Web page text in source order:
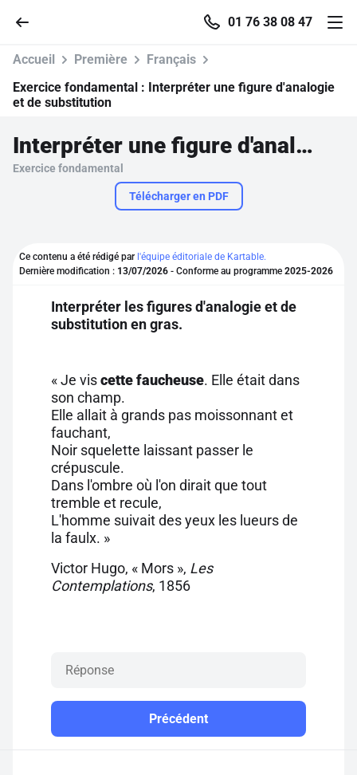
01 76 38 08 47
Parcourir
Se connecter
S'inscrire gratuitement
Accueil Première
Français
Exercice fondamental : Interpréter une figure d'analogie
et de substitution
Interpréter une figure d'analogie et de substitution
Exercice fondamental
Télécharger en PDF
Ce contenu a été rédigé par l'équipe éditoriale de Kartable.
Dernière modification : 13/07/2026 - Conforme au programme 2025-2026
Interpréter les figures d'analogie et de
substitution en gras.
« Je viscette faucheuse. Elle était dans
son champ.
Elle allait à grands pas moissonnant et
fauchant,
Noir squelette laissant passer le
crépuscule.
Dans l'ombre où l'on dirait que tout
tremble et recule,
L'homme suivait des yeux les lueurs de
la faulx. »
Victor Hugo, « Mors », Les
Contemplations, 1856
Précédent